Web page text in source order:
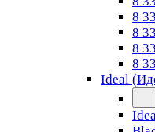
8
8
8
8
Ideal